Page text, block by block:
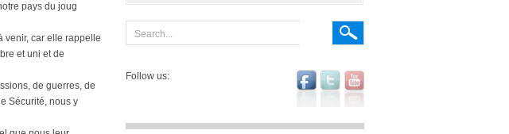
pays du joug
venir, car elle rappelle
et uni et de
de guerres, de
Sécurité, nous y
Follow us: